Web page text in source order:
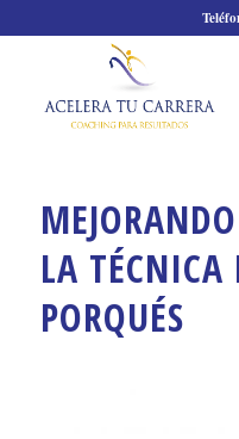
LA TÉCNICA
PORQUÉS